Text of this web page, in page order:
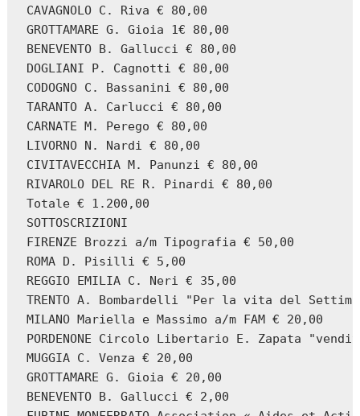
CAVAGNOLO C. Riva € 80,00
GROTTAMARE G. Gioia 1€ 80,00
BENEVENTO B. Gallucci € 80,00
DOGLIANI P. Cagnotti € 80,00
CODOGNO C. Bassanini € 80,00
TARANTO A. Carlucci € 80,00
CARNATE M. Perego € 80,00
LIVORNO N. Nardi € 80,00
CIVITAVECCHIA M. Panunzi € 80,00
RIVAROLO DEL RE R. Pinardi € 80,00
Totale € 1.200,00
SOTTOSCRIZIONI
FIRENZE Brozzi a/m Tipografia € 50,00
ROMA D. Pisilli € 5,00
REGGIO EMILIA C. Neri € 35,00
TRENTO A. Bombardelli "Per la vita del
MILANO Mariella e Massimo a/m FAM € 20,00
PORDENONE Circolo Libertario E. Zapata
MUGGIA C. Venza € 20,00
GROTTAMARE G. Gioia € 20,00
BENEVENTO B. Gallucci € 2,00